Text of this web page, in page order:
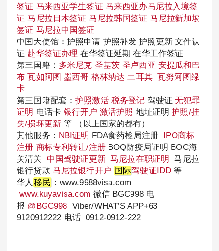
签证 马来西亚学生签证 马来西亚办马尼拉入境签
证 马尼拉日本签证 马尼拉韩国签证 马尼拉新加坡
签证 马尼拉中国签证
中国大使馆：护照申请 护照补发 护照更新 文件认
证 赴华签证办理 在华签证延期 在华工作签证
第三国籍： 多米尼克 圣基茨 圣卢西亚 安提瓜和巴
布 瓦如阿图 墨西哥 格林纳达 土耳其 瓦努阿图绿
卡
第三国籍配套：护照激活 税务登记 驾驶证无犯罪
证明 电话卡银行开户 激活护照 地址证明护照/挂
失/损坏更新等 （以上国家的都有）
其他服务： NBI证明 FDA食药检局注册
IPO商标
注册 商标专利转让/注册BOQ防疫局证明 BOC海
关清关 中国驾驶证更新 马尼拉在职证明
马尼拉
银行贷款 马尼拉银行开户 国际驾驶证IDD 等
华人 移民 ：www.9988visa.com
www.kuyavisa.com 微信 BGC998 电
报 @BGC998 Viber/WHAT’S APP+63
9120912222 电话 0912-0912-222